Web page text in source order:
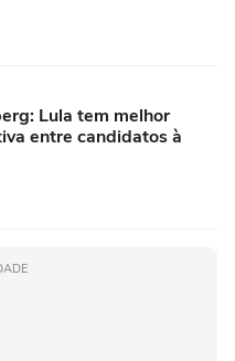
Lula tem melhor
entre candidatos à